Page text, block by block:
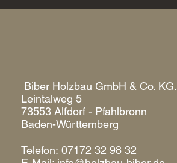
Biber Holzbau GmbH & Co. KG.
Leintalweg 5
73553 Alfdorf - Pfahlbronn
Baden-Württemberg
Telefon: 07172 32 98 32